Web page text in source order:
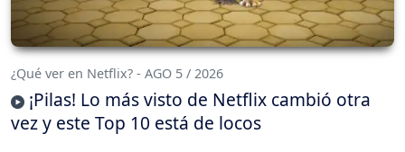
¿Qué ver en Netflix? - AGO 5 / 2026
¡Pilas! Lo más visto de Netflix cambió otra
vez y este Top 10 está de locos